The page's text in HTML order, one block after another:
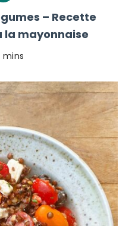
– Recette
mayonnaise
mins